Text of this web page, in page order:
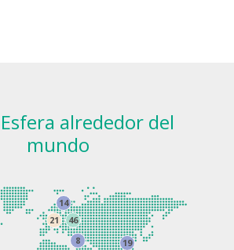
alrededor del
mundo
14
21
46
8
19